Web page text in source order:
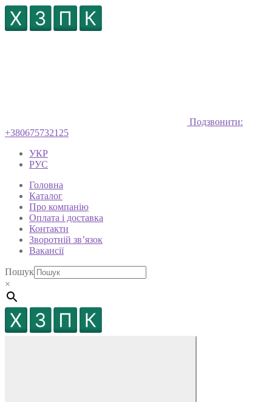
Подзвонити:
+380675732125
УКР
РУС
Головна
Каталог
Про компанію
Оплата і доставка
Контакти
Зворотній зв’язок
Вакансії
Пошук
×